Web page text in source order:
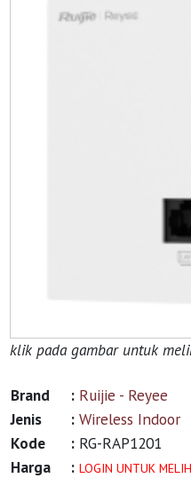
klik pada gambar untuk
Brand : Ruijie - Reyee
Jenis
: Wireless Indoor
Kode
: RG-RAP1201
Harga
: LOGIN UNTUK